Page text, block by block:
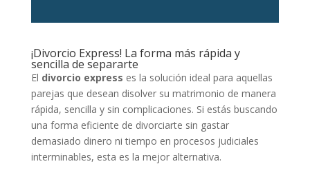
¡Divorcio Express! La forma más rápida y
sencilla de separarte
El divorcio express es la solución ideal para aquellas
parejas que desean disolver su matrimonio de manera
rápida, sencilla y sin complicaciones. Si estás buscando
una forma eficiente de divorciarte sin gastar
demasiado dinero ni tiempo en procesos judiciales
interminables, esta es la mejor alternativa.